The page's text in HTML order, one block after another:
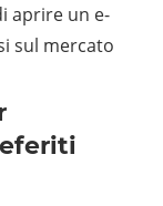
aprire un e-
sul mercato